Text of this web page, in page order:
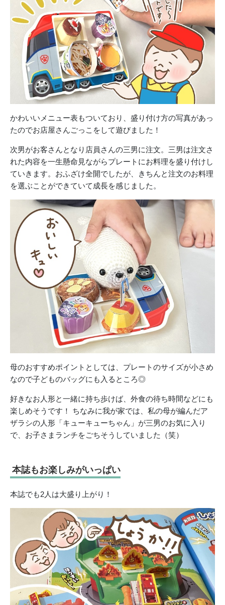
かわいいメニュー表もついており、 盛り付け方の写真があっ
たのでお店屋さんごっこをして遊びました！
次男がお客さんとなり店員さんの三男に注文。 三男は注文さ
れた内容を一生懸命見ながらプレートにお料理を盛り付け し
ていきます。 おふざけ全開でしたが、きちんと注文のお料理
を選ぶことができていて成長を感じました。
母のおすすめポイントとしては、プレートのサイズが小さめ
なので子どものバッグにも入るところ◎
好きなお人形と一緒に持ち歩けば、外食の待ち時間などにも
楽しめそうです！ ちなみに我が家では、私の母が編んだア
ザラシの人形「キューキューちゃん」 が三男のお気に入り
で、お子さまランチをごちそうしていました（笑）
本誌もお楽しみがいっぱい
本誌でも2人は大盛り上がり！